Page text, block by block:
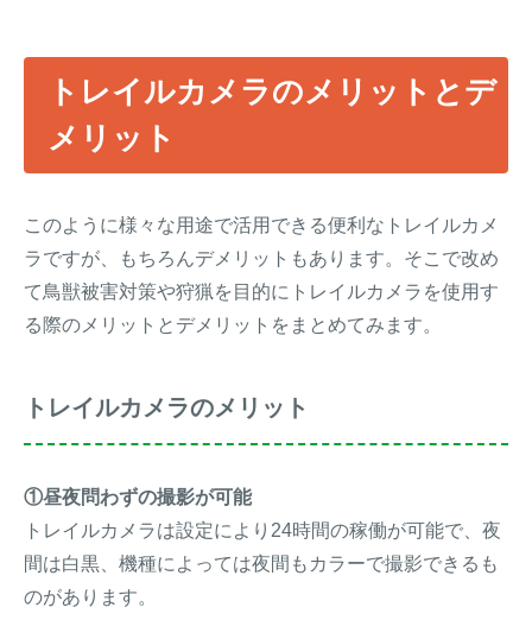
トレイルカメラのメリットとデ
メリット
このように様々な用途で活用できる便利なトレイルカメ
ラですが、もちろんデメリットもあります。そこで改め
て鳥獣被害対策や狩猟を目的にトレイルカメラを使用す
る際のメリットとデメリットをまとめてみます。
トレイルカメラのメリット
①昼夜問わずの撮影が可能
トレイルカメラは設定により24時間の稼働が可能で、夜
間は白黒、機種によっては夜間もカラーで撮影できるも
のがあります。